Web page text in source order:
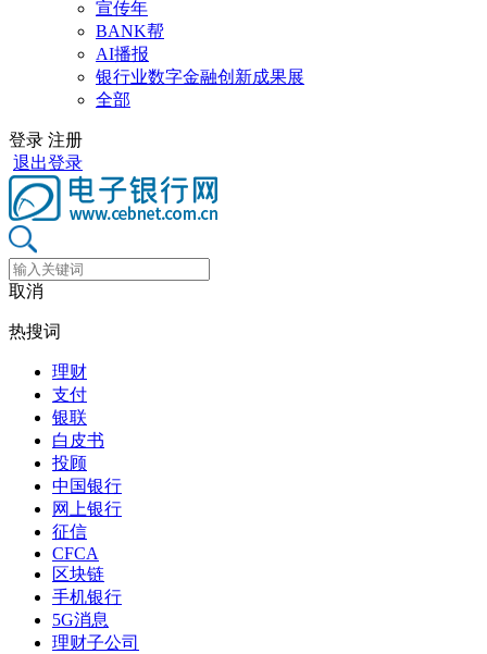
宣传年
BANK帮
AI播报
银行业数字金融创新成果展
全部
登录 注册
退出登录
取消
热搜词
理财
支付
银联
白皮书
投顾
中国银行
网上银行
征信
CFCA
区块链
手机银行
5G消息
理财子公司